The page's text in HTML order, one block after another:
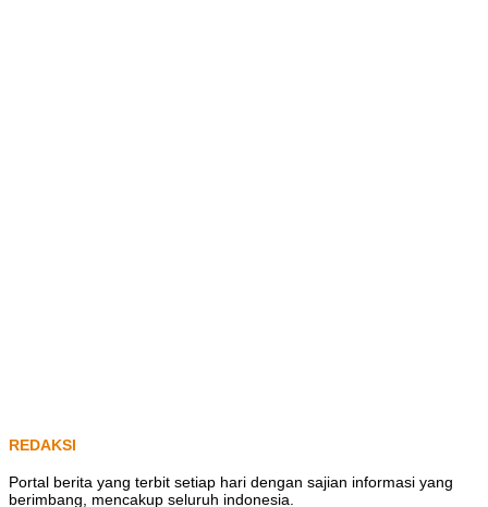
REDAKSI
Portal berita yang terbit setiap hari dengan sajian informasi yang
berimbang, mencakup seluruh indonesia.